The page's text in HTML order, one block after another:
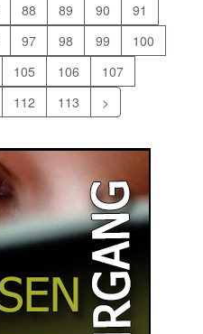
88 89 90
91
97 98 99
100
105 106
107
112 113 >